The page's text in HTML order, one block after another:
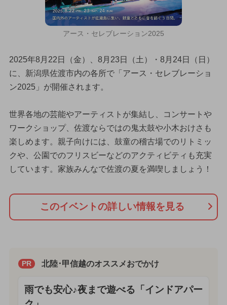
アース・セレブレーション2025
2025年8月22日（金）、8月23日（土）・8月24日（日）
に、新潟県佐渡市内の各所で「アース・セレブレーショ
ン2025」が開催されます。
世界各地の芸能やアーティストが集結し、コンサートや
ワークショップ、佐渡ならではの鬼太鼓や小木おけさも
楽しめます。親子向けには、鼓童の稽古場でのリトミッ
クや、公園でのフリスビーなどのアクティビティも充実
しています。家族みんなで佐渡の夏を満喫しましょう！
このイベントの詳しい情報を見る
PR 北陸･甲信越のオススメおでかけ
雨でも安心♪夜まで遊べる「インドアパー